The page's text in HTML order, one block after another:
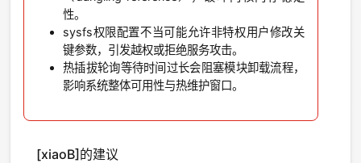
性。
sysfs权限配置不当可能允许非特权用户修改关
键参数，引发越权或拒绝服务攻击。
热插拔轮询等待时间过长会阻塞模块卸载流程，
影响系统整体可用性与热维护窗口。
[xiaoB]的建议